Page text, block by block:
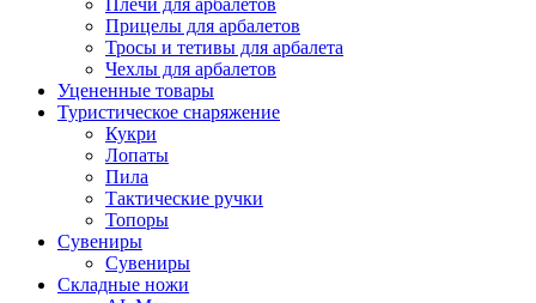
Плечи для арбалетов
Прицелы для арбалетов
Тросы и тетивы для арбалета
Чехлы для арбалетов
Уцененные товары
Туристическое снаряжение
Кукри
Лопаты
Пила
Тактические ручки
Топоры
Сувениры
Сувениры
Складные ножи